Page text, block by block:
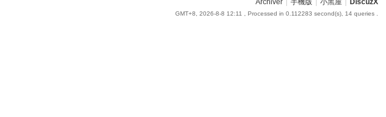
Archiver 手機版 小黑屋 DiscuzX
GMT+8, 2026-8-8 12:11 , Processed in 0.112283 second(s), 14 queries .